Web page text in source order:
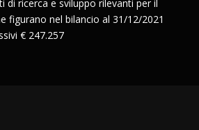
di ricerca e sviluppo rilevanti per il
figurano nel bilancio al 31/12/2021
€ 247.257